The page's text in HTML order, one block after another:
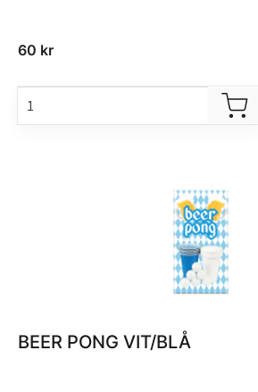
60 kr
BEER PONG VIT/BLÅ